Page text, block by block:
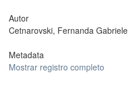
Autor
Cetnarovski, Fernanda Gabriele
Metadata
Mostrar registro completo